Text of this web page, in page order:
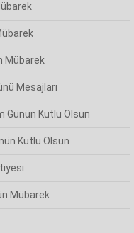
Mübarek
Mesajları
Günün Kutlu Olsun
Kutlu Olsun
Mübarek